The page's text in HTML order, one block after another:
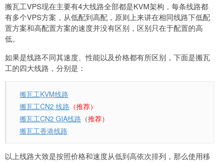
搬瓦工VPS现在主要有4大线路全部都是KVM架构，每条线路都
有多个VPS方案，从低配到高配，原则上来讲在相同线路下低配
置方案和高配置方案的速度并没有区别，区别只在于配置的高
低。
如果是线路不同其速度、性能以及价格都有所区别，下面是搬瓦
工的四大线路，分别是：
搬瓦工KVM线路
搬瓦工CN2 线路 （推荐）
搬瓦工CN2 GIA线路 （推荐）
搬瓦工香港线路
以上线路大致是按照价格和速度从低到高依次排列，那么使用移